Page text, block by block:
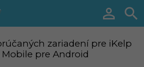
 
zariadení pre iKelp
Mobile pre Android